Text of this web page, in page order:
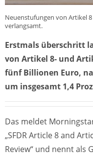
Neuenstufungen von Artikel
verlangsamt.
Erstmals überschritt
von Artikel 8- und
fünf Billionen Euro,
um insgesamt 1,4
Das meldet
„SFDR Article 8 and
Review“ und nennt als